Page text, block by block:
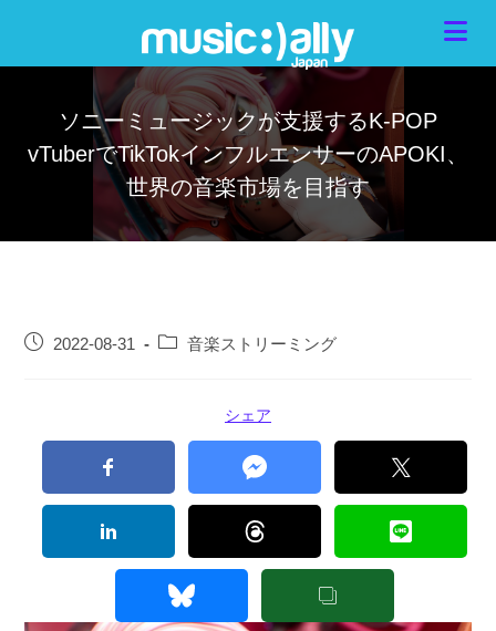
ソニーミュージックが支援するK-POP
vTuberでTikTokインフルエンサーのAPOKI、
世界の音楽市場を目指す
2022-08-31 音楽ストリーミング
シェア